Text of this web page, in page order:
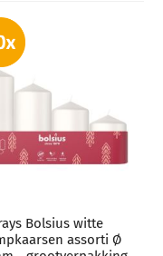
Bolsius witte
assorti Ø